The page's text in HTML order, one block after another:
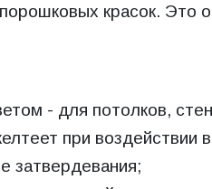
красок. Это
- для потолков,
при воздействии
затвердевания;